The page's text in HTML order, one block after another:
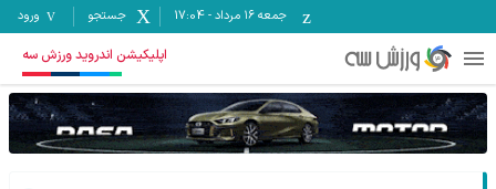
جمعه ۱۶ مرداد -
17:04 جستجو ورود
اپلیکیشن اندروید ورزش سه